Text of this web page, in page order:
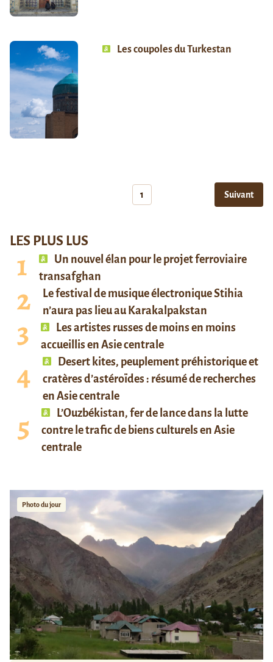
Les coupoles du Turkestan
1 Suivant
LES PLUS LUS
Un nouvel élan pour le projet ferroviaire
transafghan
Le festival de musique électronique Stihia
n’aura pas lieu au Karakalpakstan
Les artistes russes de moins en moins
accueillis en Asie centrale
Desert kites, peuplement préhistorique et
cratères d’astéroïdes : résumé de recherches
en Asie centrale
L’Ouzbékistan, fer de lance dans la lutte
contre le trafic de biens culturels en Asie
centrale
Photo du jour